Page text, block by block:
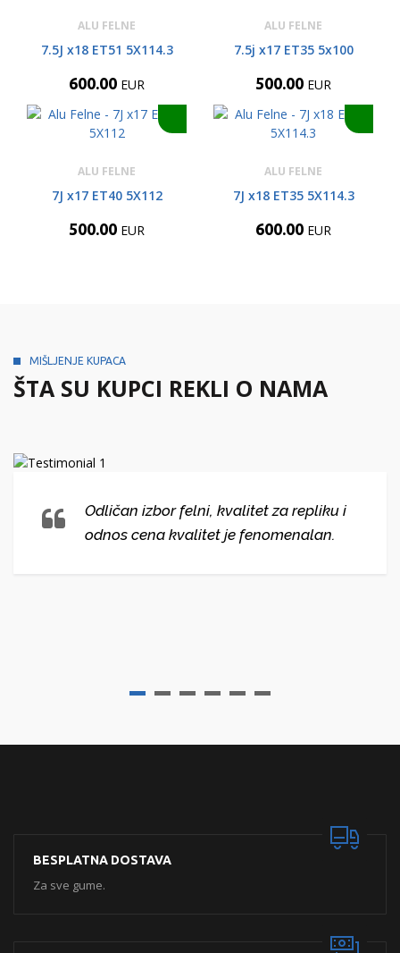
ALU FELNE
7.5J x18 ET51 5X114.3
600.00 EUR
ALU FELNE
7.5j x17 ET35 5x100
500.00 EUR
ALU FELNE
7J x17 ET40 5X112
500.00 EUR
ALU FELNE
7J x18 ET35 5X114.3
600.00 EUR
MIŠLJENJE KUPACA
ŠTA SU KUPCI REKLI O NAMA
Odličan izbor felni, kvalitet za repliku i
odnos cena kvalitet je fenomenalan.
BESPLATNA DOSTAVA
Za sve gume.